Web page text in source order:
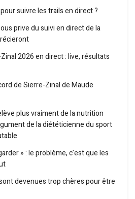
suivre les trails en direct ?
prive du suivi en direct de la
2026 en direct : live, résultats
de Sierre-Zinal de Maude
plus vraiment de la nutrition
de la diététicienne du sport
» : le problème, c’est que les
devenues trop chères pour être